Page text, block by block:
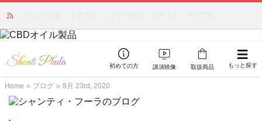
初めての方 講演映像 取扱商品 もっと探す
Home » ブログ » 8月 23rd, 2020